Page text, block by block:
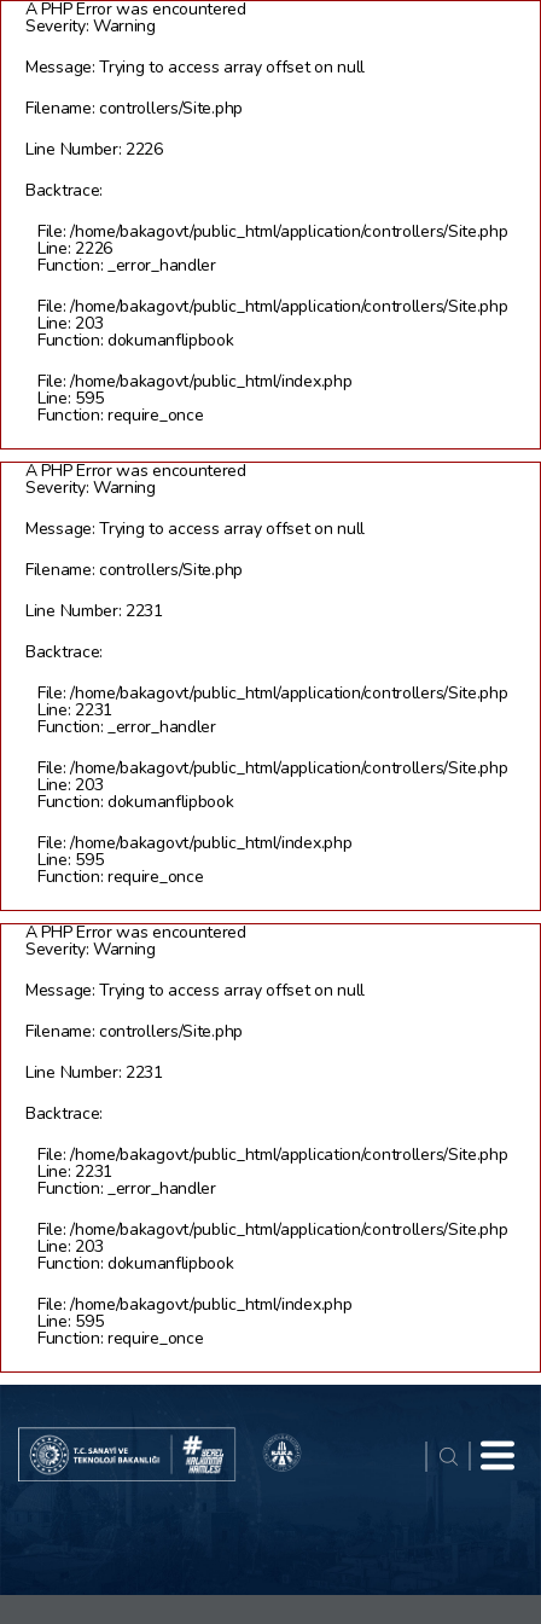
A PHP Error was encountered
Severity: Warning
Message: Trying to access array offset on null
Filename: controllers/Site.php
Line Number: 2226
Backtrace:
File: /home/bakagovt/public_html/application/controllers/Site.php
Line: 2226
Function: _error_handler
File: /home/bakagovt/public_html/application/controllers/Site.php
Line: 203
Function: dokumanflipbook
File: /home/bakagovt/public_html/index.php
Line: 595
Function: require_once
A PHP Error was encountered
Severity: Warning
Message: Trying to access array offset on null
Filename: controllers/Site.php
Line Number: 2231
Backtrace:
File: /home/bakagovt/public_html/application/controllers/Site.php
Line: 2231
Function: _error_handler
File: /home/bakagovt/public_html/application/controllers/Site.php
Line: 203
Function: dokumanflipbook
File: /home/bakagovt/public_html/index.php
Line: 595
Function: require_once
A PHP Error was encountered
Severity: Warning
Message: Trying to access array offset on null
Filename: controllers/Site.php
Line Number: 2231
Backtrace:
File: /home/bakagovt/public_html/application/controllers/Site.php
Line: 2231
Function: _error_handler
File: /home/bakagovt/public_html/application/controllers/Site.php
Line: 203
Function: dokumanflipbook
File: /home/bakagovt/public_html/index.php
Line: 595
Function: require_once
Real 3D Flipbook has lightbox feature - book can be displayed in the